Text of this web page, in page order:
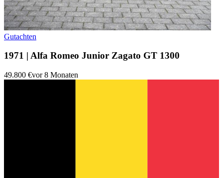
Gutachten
1971 | Alfa Romeo Junior Zagato GT 1300
49.800 €vor 8 Monaten